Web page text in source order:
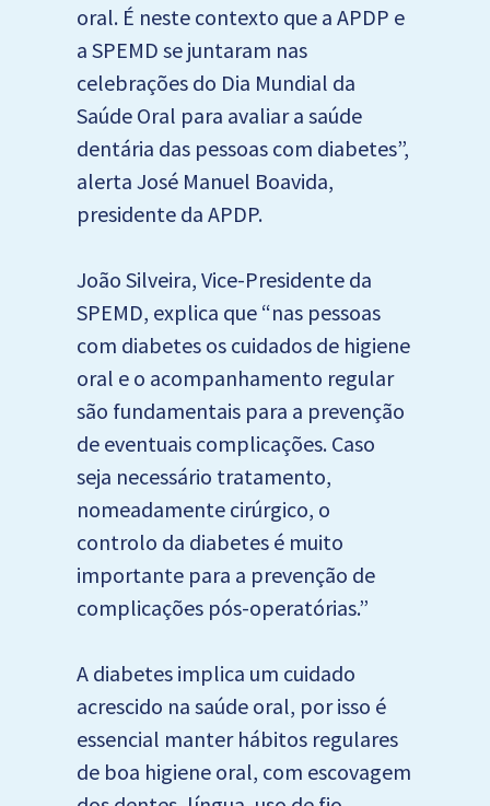
oral. É neste contexto que a APDP e
a SPEMD se juntaram nas
celebrações do Dia Mundial da
Saúde Oral para avaliar a saúde
dentária das pessoas com diabetes”,
alerta José Manuel Boavida,
presidente da APDP.
João Silveira, Vice-Presidente da
SPEMD, explica que “nas pessoas
com diabetes os cuidados de higiene
oral e o acompanhamento regular
são fundamentais para a prevenção
de eventuais complicações. Caso
seja necessário tratamento,
nomeadamente cirúrgico, o
controlo da diabetes é muito
importante para a prevenção de
complicações pós-operatórias.”
A diabetes implica um cuidado
acrescido na saúde oral, por isso é
essencial manter hábitos regulares
de boa higiene oral, com escovagem